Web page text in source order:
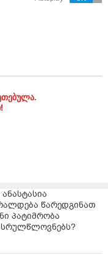
წარედგინათ
პატიმრობა